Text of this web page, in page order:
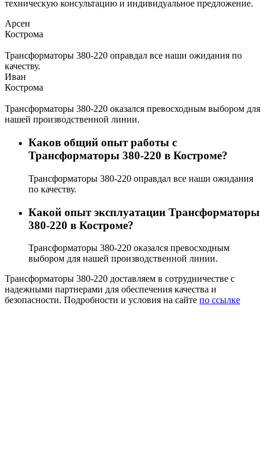
техническую консультацию и индивидуальное предложение.
Арсен
Кострома
Трансформаторы 380-220 оправдал все наши ожидания по
качеству.
Иван
Кострома
Трансформаторы 380-220 оказался превосходным выбором для
нашей производственной линии.
Каков общий опыт работы с
Трансформаторы 380-220 в Костроме?
Трансформаторы 380-220 оправдал все наши ожидания
по качеству.
Какой опыт эксплуатации Трансформаторы
380-220 в Костроме?
Трансформаторы 380-220 оказался превосходным
выбором для нашей производственной линии.
Трансформаторы 380-220 доставляем в сотрудничестве с
надежными партнерами для обеспечения качества и
безопасности. Подробности и условия на сайте по ссылке